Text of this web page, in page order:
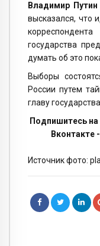
Владимир Путин
высказался, что
государства
думать об это
Выборы
России путем
главу
Подпишитесь
Вконтакте
Источник фото: